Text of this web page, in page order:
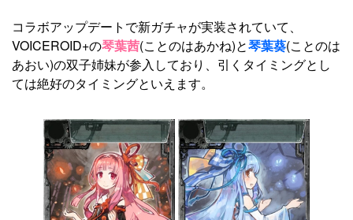
コラボアップデートで新ガチャが実装されていて、
VOICEROID+の琴葉茜(ことのはあかね)と琴葉葵(ことのは
あおい)の双子姉妹が参入しており、引くタイミングとし
ては絶好のタイミングといえます。